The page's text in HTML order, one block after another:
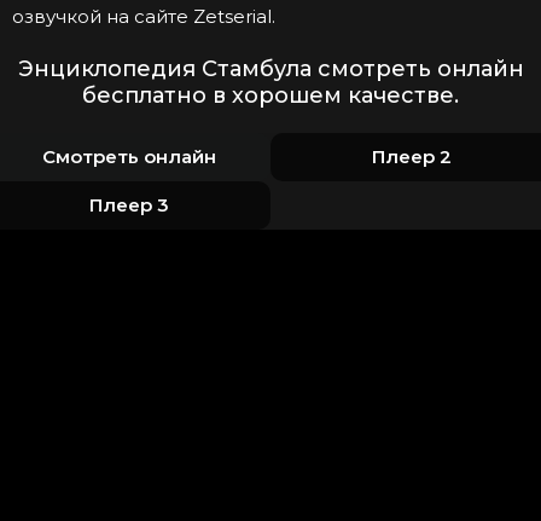
озвучкой на сайте Zetserial.
Энциклопедия Стамбула смотреть онлайн
бесплатно в хорошем качестве.
Смотреть онлайн Плеер 2
Плеер 3